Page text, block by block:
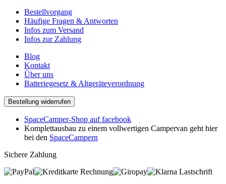
Bestellvorgang
Häufige Fragen & Antworten
Infos zum Versand
Infos zur Zahlung
Blog
Kontakt
Über uns
Batteriegesetz & Altgeräteverordnung
Bestellung widerrufen
SpaceCamper-Shop auf facebook
Komplettausbau zu einem vollwertigen Campervan geht hier
bei den SpaceCampern
Sichere Zahlung
Rechnung
Lastschrift